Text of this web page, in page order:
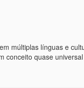
múltiplas línguas e
conceito quase